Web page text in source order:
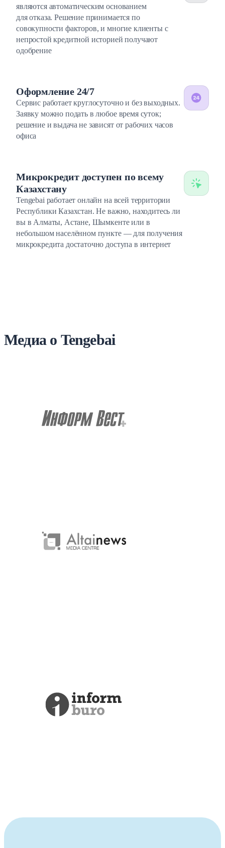
являются автоматическим основанием
для отказа. Решение принимается по
совокупности факторов, и многие клиенты с
непростой кредитной историей получают
одобрение
Оформление 24/7
Сервис работает круглосуточно и без выходных.
Заявку можно подать в любое время суток;
решение и выдача не зависят от рабочих часов
офиса
Микрокредит доступен по всему
Казахстану
Tengebai работает онлайн на всей территории
Республики Казахстан. Не важно, находитесь ли
вы в Алматы, Астане, Шымкенте или в
небольшом населённом пункте — для получения
микрокредита достаточно доступа в интернет
Медиа о Tengebai